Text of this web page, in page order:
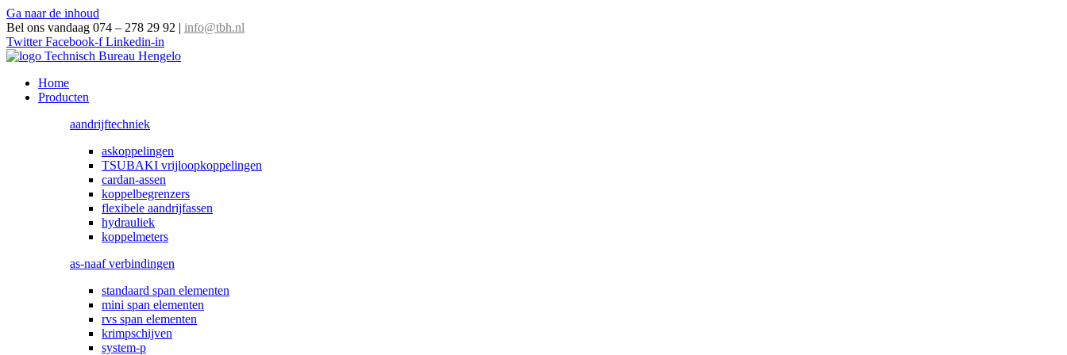
Ga naar de inhoud
Bel ons vandaag 074 – 278 29 92 | info@tbh.nl
Twitter Facebook-f Linkedin-in
Home
Producten
aandrijftechniek
askoppelingen
TSUBAKI vrijloopkoppelingen
cardan-assen
koppelbegrenzers
flexibele aandrijfassen
hydrauliek
koppelmeters
as-naaf verbindingen
standaard span elementen
mini span elementen
rvs span elementen
krimpschijven
system-p